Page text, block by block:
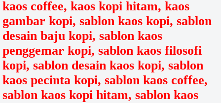
kaos coffee, kaos kopi hitam, kaos
gambar kopi, sablon kaos kopi, sablon
desain baju kopi, sablon kaos
penggemar kopi, sablon kaos filosofi
kopi, sablon desain kaos kopi, sablon
kaos pecinta kopi, sablon kaos coffee,
sablon kaos kopi hitam, sablon kaos